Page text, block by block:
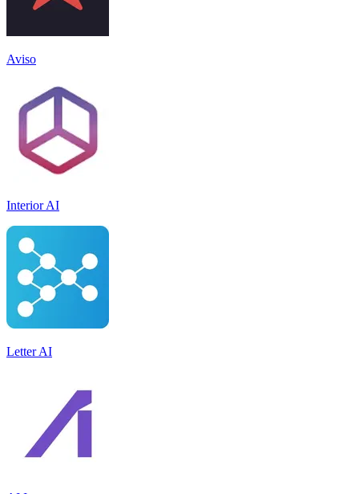
Aviso
Interior AI
Letter AI